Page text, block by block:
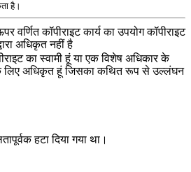
है।
वर्णित कॉपीराइट कार्य का उपयोग कॉपीराइट
अधिकृत नहीं है
का स्वामी हूं या एक विशेष अधिकार के
लिए अधिकृत हूं जिसका कथित रूप से उल्लंघन
हटा दिया गया था।